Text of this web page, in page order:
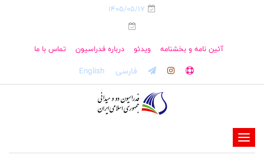
1405/05/17
آئین نامه و بخشنامه ویدئو درباره فدراسیون تماس با ما
فارسی English
-
-